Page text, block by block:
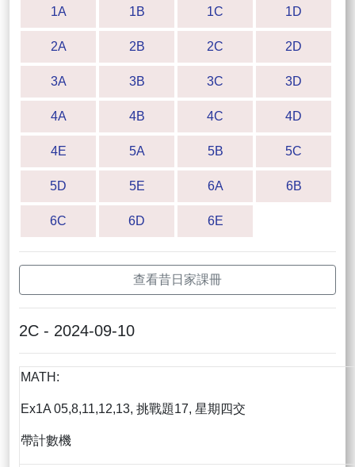
1A 1B 1C 1D
2A 2B 2C 2D
3A 3B 3C 3D
4A 4B 4C 4D
4E 5A 5B 5C
5D 5E 6A 6B
6C 6D 6E
查看昔日家課冊
2C - 2024-09-10
MATH:
Ex1A 05,8,11,12,13, 挑戰題17, 星期四交
帶計數機